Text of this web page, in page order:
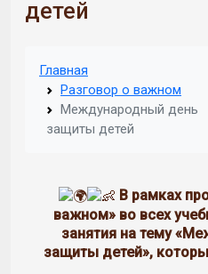
детей
Главная
Разговор о важном
Международный день
защиты детей
В рамках
важном» во всех
занятия на тему
защиты детей»,